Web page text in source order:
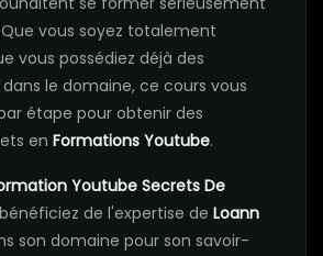
vous soyez totalement
vous possédiez déjà des
le domaine, ce cours vous
étape pour obtenir des
en Formations Youtube.
Youtube Secrets De
de l'expertise de Loann
son domaine pour son savoir-